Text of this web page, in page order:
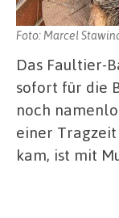
Foto: Marcel
Das Faultier-
sofort für die
noch
einer
kam, ist mit